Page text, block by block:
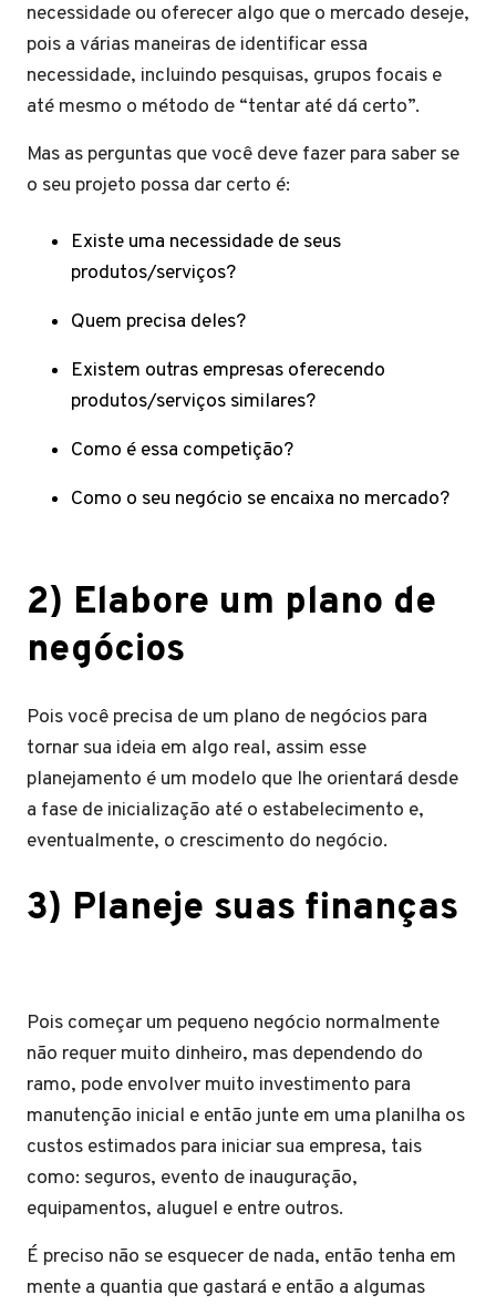
necessidade ou oferecer algo que o mercado deseje,
pois a várias maneiras de identificar essa
necessidade, incluindo pesquisas, grupos focais e
até mesmo o método de “tentar até dá certo”.
Mas as perguntas que você deve fazer para saber se
o seu projeto possa dar certo é:
Existe uma necessidade de seus
produtos/serviços?
Quem precisa deles?
Existem outras empresas oferecendo
produtos/serviços similares?
Como é essa competição?
Como o seu negócio se encaixa no mercado?
2) Elabore um plano de
negócios
Pois você precisa de um plano de negócios para
tornar sua ideia em algo real, assim esse
planejamento é um modelo que lhe orientará desde
a fase de inicialização até o estabelecimento e,
eventualmente, o crescimento do negócio.
3) Planeje suas finanças
Pois começar um pequeno negócio normalmente
não requer muito dinheiro, mas dependendo do
ramo, pode envolver muito investimento para
manutenção inicial e então junte em uma planilha os
custos estimados para iniciar sua empresa, tais
como: seguros, evento de inauguração,
equipamentos, aluguel e entre outros.
É preciso não se esquecer de nada, então tenha em
mente a quantia que gastará e então a algumas